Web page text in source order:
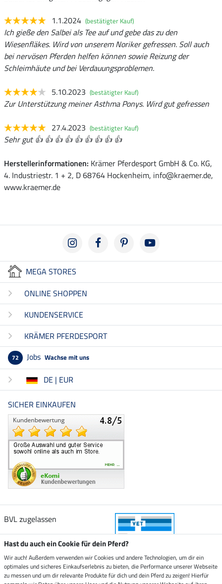
1.1.2024 (bestätigter Kauf)
Ich gieße den Salbei als Tee auf und gebe das zu den
Wiesenfläkes. Wird von unserem Noriker gefressen. Soll auch
bei nervösen Pferden helfen können sowie Reizung der
Schleimhäute und bei Verdauungsproblemen.
5.10.2023 (bestätigter Kauf)
Zur Unterstützung meiner Asthma Ponys. Wird gut gefressen
27.4.2023 (bestätigter Kauf)
Sehr gut 👍 👍 👍 👍 👍 👍 👍 👍 👍
Herstellerinformationen: Krämer Pferdesport GmbH & Co. KG,
4. Industriestr. 1 + 2, D 68764 Hockenheim, info@kraemer.de,
www.kraemer.de
MEGA STORES
ONLINE SHOPPEN
KUNDENSERVICE
KRÄMER PFERDESPORT
72 Jobs Wachse mit uns
DE | EUR
SICHER EINKAUFEN
BVL zugelassen
Zustellung durch
Hast du auch ein Cookie für dein Pferd?
Wir auch! Außerdem verwenden wir Cookies und andere Technologien, um dir ein
optimales und sicheres Einkaufserlebnis zu bieten, die Performance unserer Webseite
zu messen und um dir relevante Produkte für dich und dein Pferd zu zeigen! Hierfür